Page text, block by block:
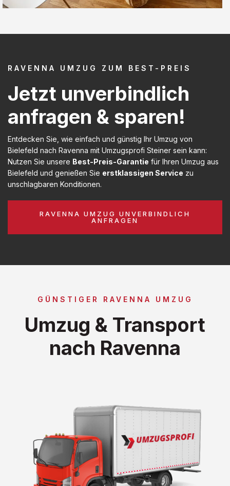
RAVENNA UMZUG ZUM BEST-PREIS
Jetzt unverbindlich
anfragen & sparen!
Entdecken Sie, wie einfach und günstig Ihr Umzug von
Bielefeld nach Ravenna mit Umzugsprofi Steiner sein kann:
Nutzen Sie unsere Best-Preis-Garantie für Ihren Umzug aus
Bielefeld und genießen Sie erstklassigen Service zu
unschlagbaren Konditionen.
RAVENNA UMZUG UNVERBINDLICH
ANFRAGEN
GÜNSTIGER RAVENNA UMZUG
Umzug & Transport
nach Ravenna